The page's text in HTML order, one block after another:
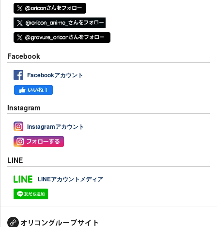
Facebook
Facebookアカウント
Instagram
Instagramアカウント
LINE
LINEアカウントメディア